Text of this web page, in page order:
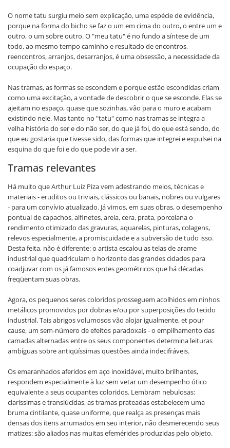
O nome tatu surgiu meio sem explicação, uma espécie de evidência,
porque na forma do bicho se faz o um em cima do outro, o entre um e
outro, o um sobre outro. O "meu tatu" é no fundo a síntese de um
todo, ao mesmo tempo caminho e resultado de encontros,
reencontros, arranjos, desarranjos, é uma obsessão, a necessidade da
ocupação do espaço.
Nas tramas, as formas se escondem e porque estão escondidas criam
como uma excitação, a vontade de descobrir o que se esconde. Elas se
ajeitam no espaço, quase que sozinhas, vão para o muro e acabam
existindo nele. Mas tanto no "tatu" como nas tramas se integra a
velha história do ser e do não ser, do que já foi, do que está sendo, do
que eu gostaria que tivesse sido, das formas que integrei e expulsei na
esquina do que foi e do que pode vir a ser.
Tramas relevantes
Há muito que Arthur Luiz Piza vem adestrando meios, técnicas e
materiais - eruditos ou triviais, clássicos ou banais, nobres ou vulgares
- para um convívio atualizado. Já vimos, em suas obras, o desempenho
pontual de capachos, alfinetes, areia, cera, prata, porcelana o
rendimento otimizado das gravuras, aquarelas, pinturas, colagens,
relevos especialmente, a promiscuidade e a subversão de tudo isso.
Desta feita, não é diferente: o artista escalou as telas de arame
industrial que quadriculam o horizonte das grandes cidades para
coadjuvar com os já famosos entes geométricos que há décadas
freqüentam suas obras.
Agora, os pequenos seres coloridos prosseguem acolhidos em ninhos
metálicos promovidos por dobras e/ou por superposições do tecido
industrial. Tais abrigos volumosos vão alojar igualmente, et pour
cause, um sem-número de efeitos paradoxais - o empilhamento das
camadas alternadas entre os seus componentes determina leituras
ambíguas sobre antiqüíssimas questões ainda indecifráveis.
Os emaranhados aferidos em aço inoxidável, muito brilhantes,
respondem especialmente à luz sem vetar um desempenho ótico
equivalente a seus ocupantes coloridos. Lembram nebulosas:
claríssimas e translúcidas, as tramas prateadas estabelecem uma
bruma cintilante, quase uniforme, que realça as presenças mais
densas dos itens arrumados em seu interior, não desmerecendo seus
matizes: são aliados nas muitas efemérides produzidas pelo objeto.